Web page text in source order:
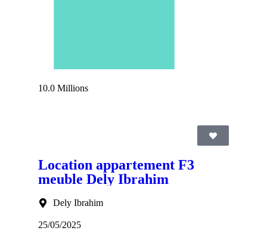
10.0 Millions
Location appartement F3
meuble Dely Ibrahim
Dely Ibrahim
25/05/2025